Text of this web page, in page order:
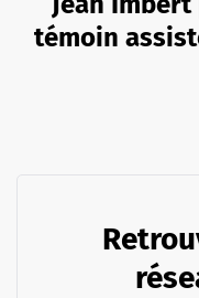
témoin